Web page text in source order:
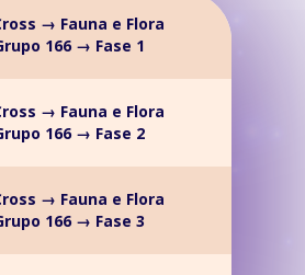
→ Fauna e Flora
166 → Fase 1
→ Fauna e Flora
166 → Fase 2
→ Fauna e Flora
166 → Fase 3